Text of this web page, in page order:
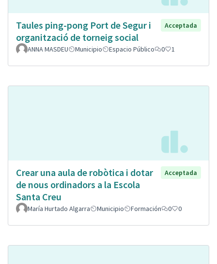
Taules ping-pong Port de Segur i
organització de torneig social
Acceptada
ANNA MASDEU Municipio Espacio Público 0 1
Crear una aula de robòtica i dotar
de nous ordinadors a la Escola
Santa Creu
Acceptada
María Hurtado Algarra Municipio Formación 0 0